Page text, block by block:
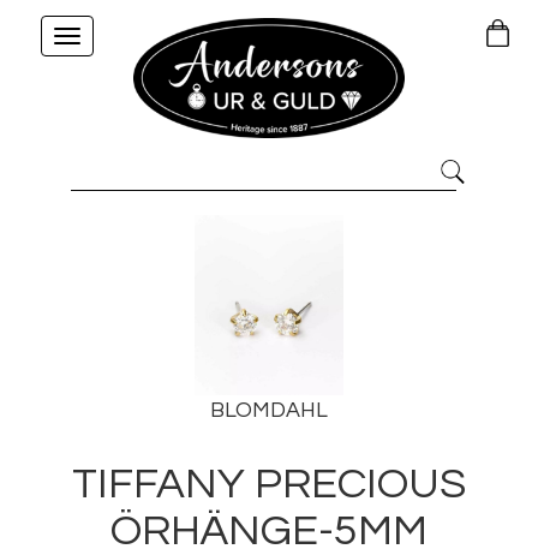
Toggle
navigation
BLOMDAHL
TIFFANY PRECIOUS
ÖRHÄNGE-5MM